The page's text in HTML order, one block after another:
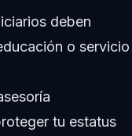
deben
o servicio
tu estatus